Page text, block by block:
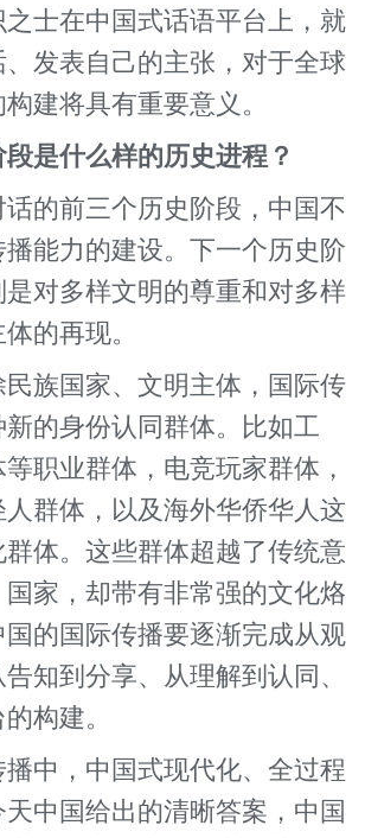
士在中国式话语平台上，就
发表自己的主张，对于全球
建将具有重要意义。
是什么样的历史进程？
前三个历史阶段，中国不
能力的建设。下一个历史阶
对多样文明的尊重和对多样
的再现。
国家、文明主体，国际传
的身份认同群体。比如工
职业群体，电竞玩家群体，
人群体，以及海外华侨华人这
体。这些群体超越了传统意
国家，却带有非常强的文化烙
的国际传播要逐渐完成从观
知到分享、从理解到认同、
构建。
，中国式现代化、全过程
中国给出的清晰答案，中国